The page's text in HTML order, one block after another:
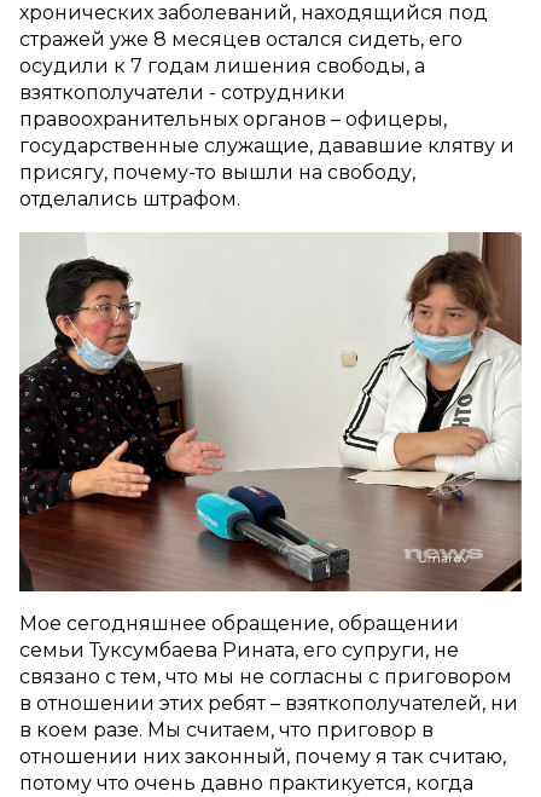
хронических заболеваний, находящийся под
стражей уже 8 месяцев остался сидеть, его
осудили к 7 годам лишения свободы, а
взяткополучатели - сотрудники
правоохранительных органов – офицеры,
государственные служащие, дававшие клятву и
присягу, почему-то вышли на свободу,
отделались штрафом.
Мое сегодняшнее обращение, обращении
семьи Туксумбаева Рината, его супруги, не
связано с тем, что мы не согласны с приговором
в отношении этих ребят – взяткополучателей, ни
в коем разе. Мы считаем, что приговор в
отношении них законный, почему я так считаю,
потому что очень давно практикуется, когда